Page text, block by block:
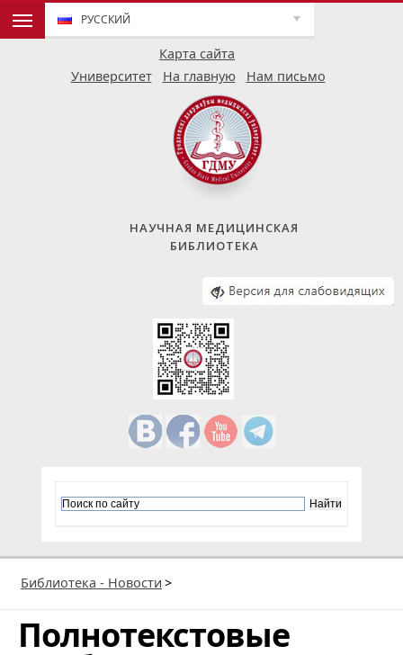
Карта сайта
РУССКИЙ
Университет На главную Нам письмо
НАУЧНАЯ МЕДИЦИНСКАЯ
БИБЛИОТЕКА
Библиотека - Новости >
Полнотекстовые